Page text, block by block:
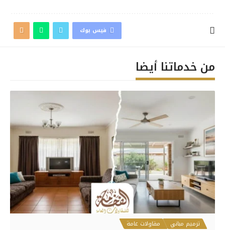
فيس بوك
من خدماتنا أيضا
ترميم مباني مقاولات عامة